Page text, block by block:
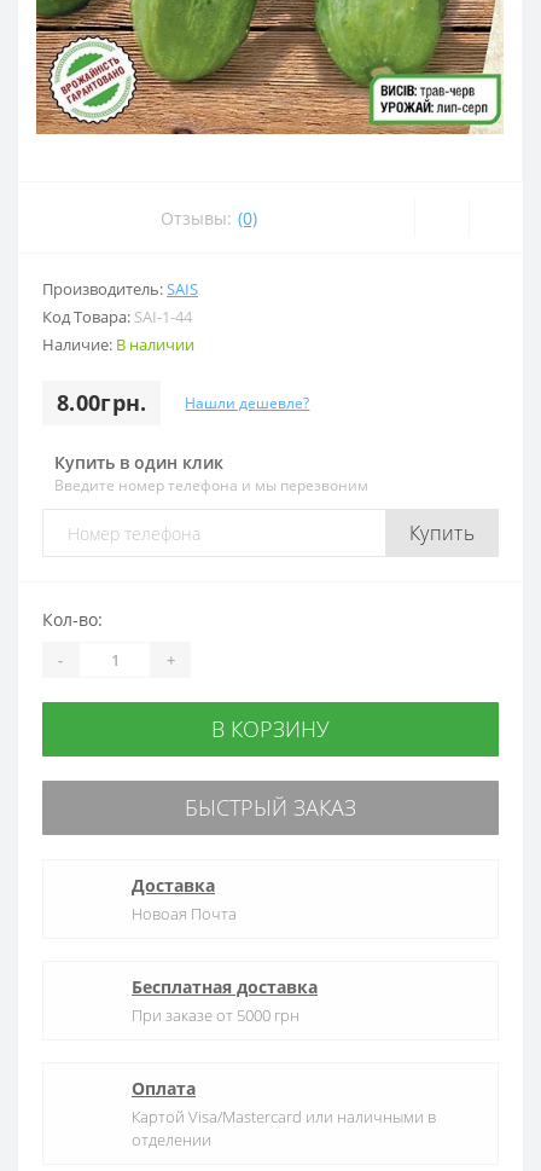
Отзывы: (0)
Производитель:SAIS
Код Товара: SAI-1-44
Наличие: В наличии
8.00грн. Нашли дешевле?
Купить в один клик
Введите номер телефона и мы перезвоним
Купить
Кол-во:
- +
В КОРЗИНУ
БЫСТРЫЙ ЗАКАЗ
Доставка
Новоая Почта
Бесплатная доставка
При заказе от 5000 грн
Оплата
Картой Visa/Mastercard или наличными в
отделении